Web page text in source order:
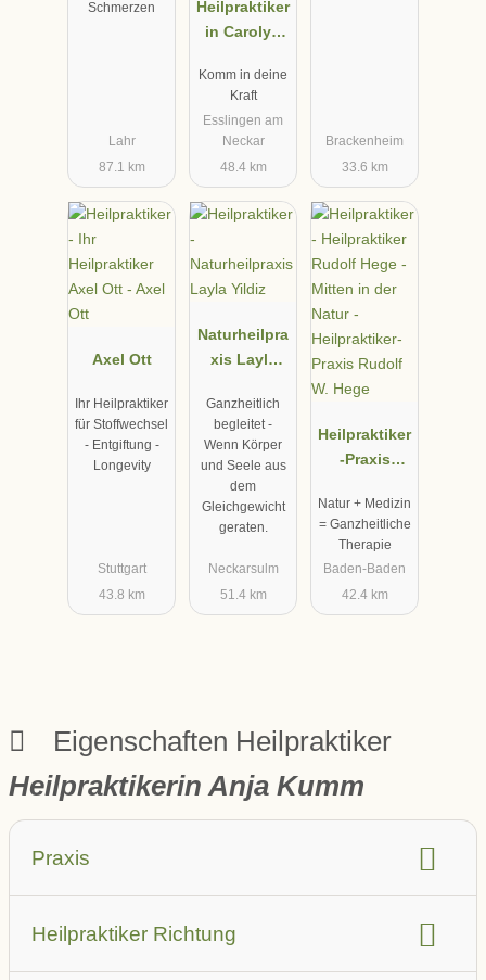
Schmerzen
Lahr
87.1 km
Heilpraktiker
in Carolyn
Komm in deine
Kraft
Esslingen am
Neckar
48.4 km
Brackenheim
33.6 km
Axel Ott
Ihr Heilpraktiker
für Stoffwechsel
- Entgiftung -
Longevity
Stuttgart
43.8 km
Naturheilpra
xis Layla
Ganzheitlich
begleitet -
Wenn Körper
und Seele aus
dem
Gleichgewicht
geraten.
Neckarsulm
51.4 km
Heilpraktiker
-Praxis
Hege
Natur + Medizin
= Ganzheitliche
Therapie
Baden-Baden
42.4 km
Eigenschaften Heilpraktiker
Heilpraktikerin Anja Kumm
Praxis
Heilpraktiker Richtung